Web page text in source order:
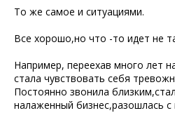
То же самое и ситуациями.
Все хорошо,но что -то идет не
Например, переехав много лет
стала чувствовать себя
Постоянно звонила
налаженный бизнес,разошлась